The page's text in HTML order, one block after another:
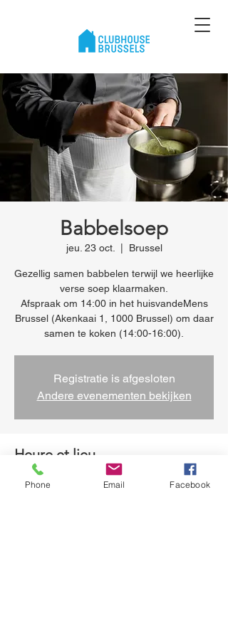
Babbelsoep
jeu. 23 oct. Brussel
Gezellig samen babbelen terwijl we heerlijke
verse soep klaarmaken.
Afspraak om 14:00 in het huisvandeMens
Brussel (Akenkaai 1, 1000 Brussel) om daar
samen te koken (14:00-16:00).
Registratie is afgesloten
Andere evenementen bekijken
Heure et lieu
23 oct. 2025, 14:00 – 16:00
Phone Email Facebook